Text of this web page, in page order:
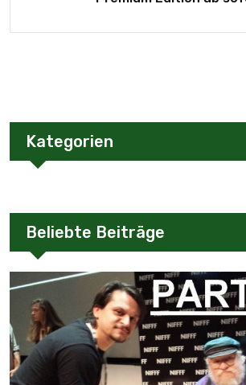
Kategorien
Beliebte Beiträge